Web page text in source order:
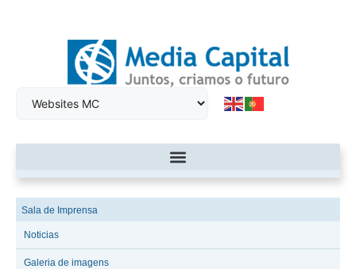
Sala de Imprensa
Noticias
Galeria de imagens